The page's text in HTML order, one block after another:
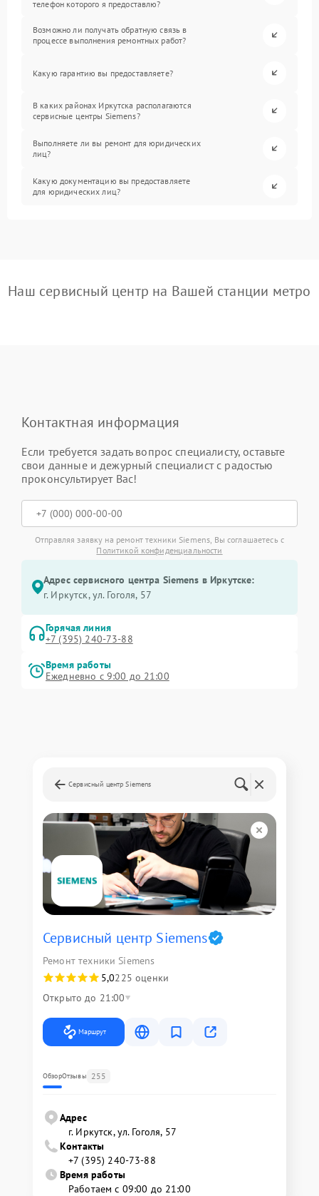
телефон которого я предоставлю?
Возможно ли получать обратную связь в
процессе выполнения ремонтных работ?
Какую гарантию вы предоставляете?
В каких районах Иркутска располагаются
сервисные центры Siemens?
Выполняете ли вы ремонт для юридических
лиц?
Какую документацию вы предоставляете
для юридических лиц?
Наш сервисный центр на Вашей станции метро
Контактная информация
Если требуется задать вопрос специалисту, оставьте
свои данные и дежурный специалист с радостью
проконсультирует Вас!
Отправляя заявку на ремонт техники Siemens, Вы соглашаетесь с
Политикой конфиденциальности
Адрес сервисного центра Siemens в Иркутске:
г. Иркутск, ул. ​Гоголя, 57
Горячая линия
+7 (395) 240-73-88
Время работы
Ежедневно с 9:00 до 21:00
Сервисный центр Siemens
Сервисный центр Siemens
Ремонт техники Siemens
5,0225 оценки
Открыто до 21:00
Маршрут
ОбзорОтзывы 255
Адрес
г. Иркутск, ул. ​Гоголя, 57
Контакты
+7 (395) 240-73-88
Время работы
Работаем с 09:00 до 21:00